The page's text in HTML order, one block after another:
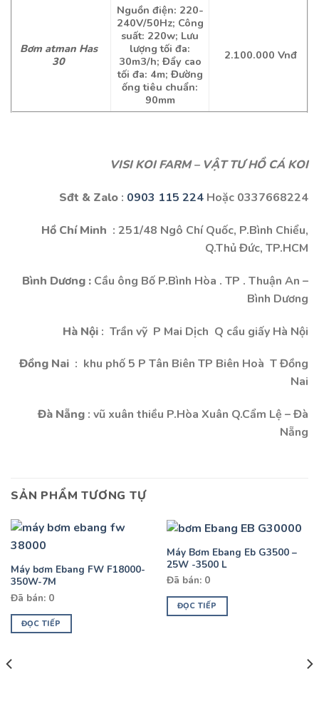
Bơm atman Has
30
Nguồn điện: 220-
240V/50Hz; Công
suất: 220w; Lưu
lượng tối đa:
30m3/h; Đẩy cao
tối đa: 4m; Đường
ống tiêu chuẩn:
90mm
2.100.000 Vnđ
VISI KOI FARM – VẬT TƯ HỒ CÁ KOI
Sđt & Zalo : 0903 115 224 Hoặc 0337668224
Hồ Chí Minh : 251/48 Ngô Chí Quốc, P.Bình Chiểu,
Q.Thủ Đức, TP.HCM
Bình Dương : Cầu ông Bố P.Bình Hòa . TP . Thuận An –
Bình Dương
Hà Nội : Trần vỹ P Mai Dịch Q cầu giấy Hà Nội
Đồng Nai : khu phố 5 P Tân Biên TP Biên Hoà T Đồng
Nai
Đà Nẵng : vũ xuân thiều P.Hòa Xuân Q.Cẩm Lệ – Đà
Nẵng
SẢN PHẨM TƯƠNG TỰ
Máy bơm Ebang FW F18000-
350W-7M
Đã bán: 0
ĐỌC TIẾP
Máy Bơm Ebang Eb G3500 –
25W -3500 L
Đã bán: 0
ĐỌC TIẾP